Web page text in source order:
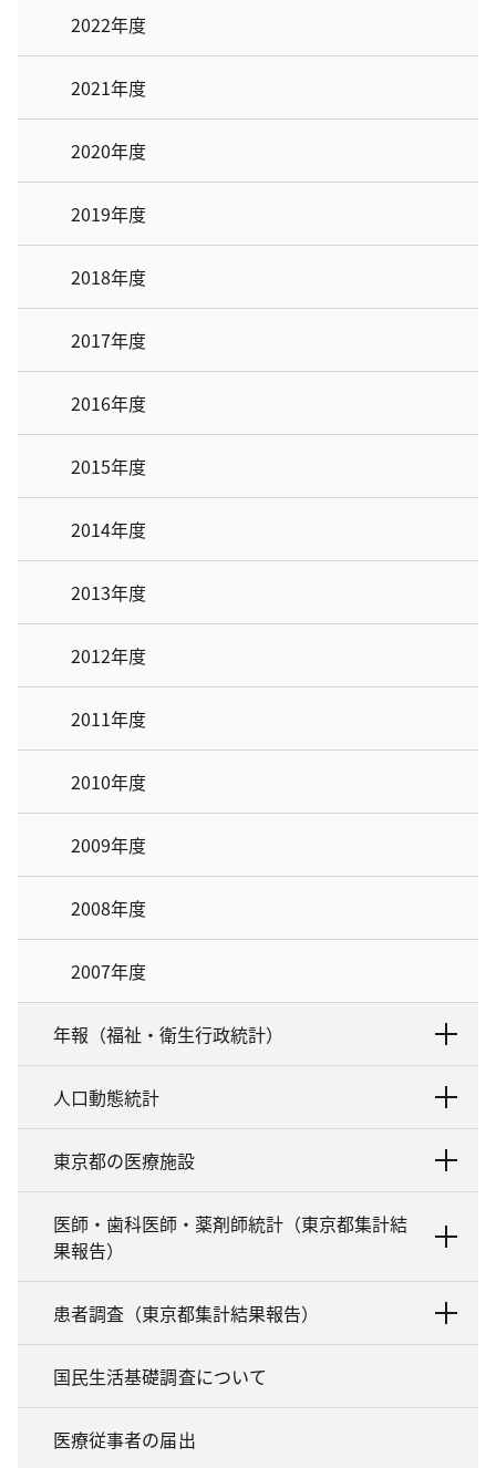
2022年度
2021年度
2020年度
2019年度
2018年度
2017年度
2016年度
2015年度
2014年度
2013年度
2012年度
2011年度
2010年度
2009年度
2008年度
2007年度
年報（福祉・衛生行政統計）
人口動態統計
東京都の医療施設
医師・歯科医師・薬剤師統計（東京都集計結
果報告）
患者調査（東京都集計結果報告）
国民生活基礎調査について
医療従事者の届出